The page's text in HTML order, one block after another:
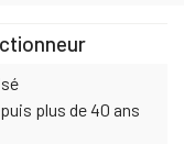
plus de 40 ans